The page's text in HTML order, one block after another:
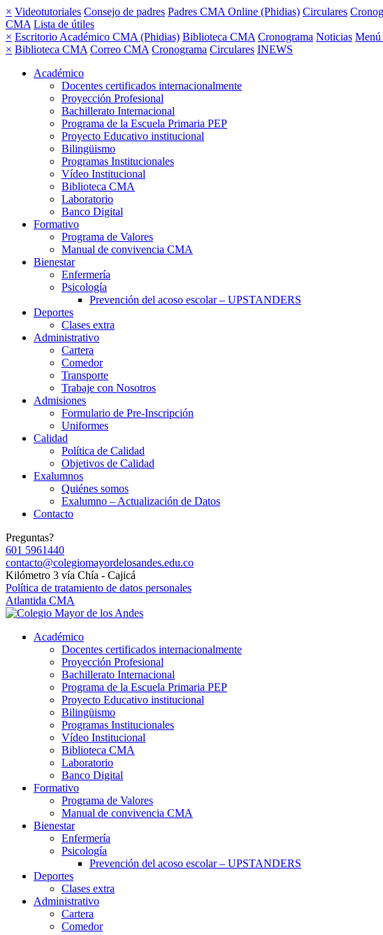
× Videotutoriales Consejo de padres Padres CMA Online (Phidias) Circulares
CMA Lista de útiles
× Escritorio Académico CMA (Phidias) Biblioteca CMA Cronograma Noticias Menú
× Biblioteca CMA Correo CMA Cronograma Circulares INEWS
Académico
Docentes certificados internacionalmente
Proyección Profesional
Bachillerato Internacional
Programa de la Escuela Primaria PEP
Proyecto Educativo institucional
Bilingüismo
Programas Institucionales
Vídeo Institucional
Biblioteca CMA
Laboratorio
Banco Digital
Formativo
Programa de Valores
Manual de convivencia CMA
Bienestar
Enfermería
Psicología
Prevención del acoso escolar – UPSTANDERS
Deportes
Clases extra
Administrativo
Cartera
Comedor
Transporte
Trabaje con Nosotros
Admisiones
Formulario de Pre-Inscripción
Uniformes
Calidad
Política de Calidad
Objetivos de Calidad
Exalumnos
Quiénes somos
Exalumno – Actualización de Datos
Contacto
Preguntas?
601 5961440
contacto@colegiomayordelosandes.edu.co
Kilómetro 3 vía Chía - Cajicá
Política de tratamiento de datos personales
Atlantida CMA
Académico
Docentes certificados internacionalmente
Proyección Profesional
Bachillerato Internacional
Programa de la Escuela Primaria PEP
Proyecto Educativo institucional
Bilingüismo
Programas Institucionales
Vídeo Institucional
Biblioteca CMA
Laboratorio
Banco Digital
Formativo
Programa de Valores
Manual de convivencia CMA
Bienestar
Enfermería
Psicología
Prevención del acoso escolar – UPSTANDERS
Deportes
Clases extra
Administrativo
Cartera
Comedor